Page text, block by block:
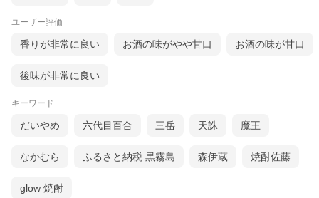
ユーザー評価
香りが非常に良い お酒の味がやや甘口 お酒の味が甘口
後味が非常に良い
キーワード
だいやめ 六代目百合 三岳 天誅 魔王
なかむら ふるさと納税 黒霧島 森伊蔵 焼酎佐藤
glow 焼酎